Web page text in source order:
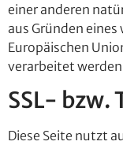
einer anderen
aus Gründen
Europäischen
verarbeitet
SSL- bzw.
Diese Seite nutzt